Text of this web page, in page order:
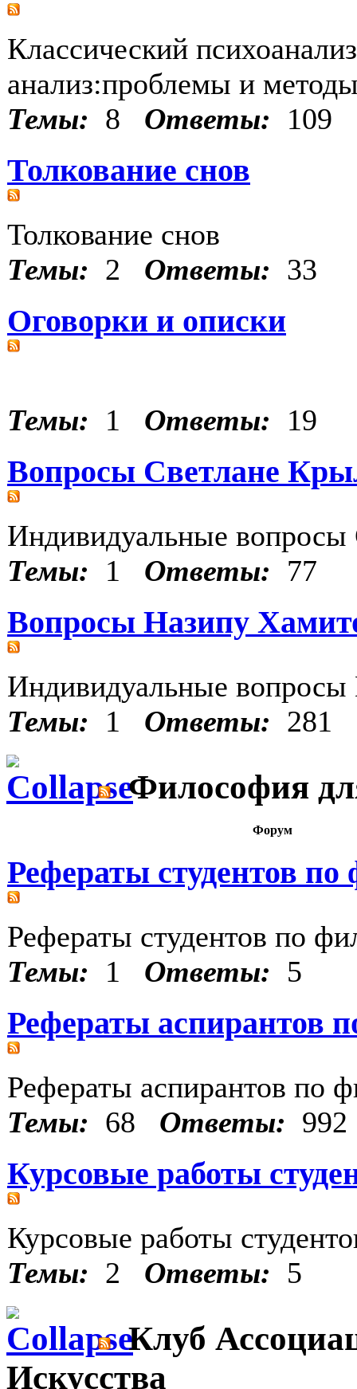
Классический
анализ:проблемы и
Темы: 8 Ответы: 109
Толкование снов
Толкование снов
Темы: 2 Ответы: 33
Оговорки и описки
Темы: 1 Ответы: 19
Вопросы Светлане
Индивидуальные
Темы:
1 Ответы: 77
Вопросы Назипу
Индивидуальные
Темы:
1 Ответы: 281
Философия
Форум
Рефераты студентов
Рефераты студентов по
Темы:
1 Ответы: 5
Рефераты аспирантов
Рефераты аспирантов по
Темы: 68 Ответы: 992
Курсовые работы
Курсовые работы
Темы: 2 Ответы: 5
Клуб
Искусства